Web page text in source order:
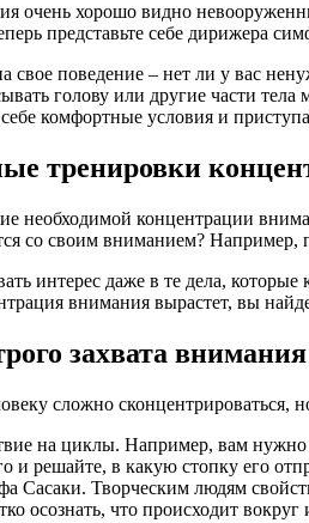
очень хорошо видно
представьте себе дирижера
свое поведение – нет ли у вас
голову или другие части
комфортные условия и
тренировки
необходимой концентрации
со своим вниманием? Например,
интерес даже в те дела,
внимания вырастет, вы
захвата внимания
сложно сконцентрироваться,
на циклы. Например, вам
и решайте, в какую стопку его
Сасаки. Творческим людям
осознать, что происходит вокруг